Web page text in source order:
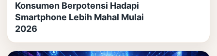
Konsumen Berpotensi Hadapi
Smartphone Lebih Mahal Mulai
2026